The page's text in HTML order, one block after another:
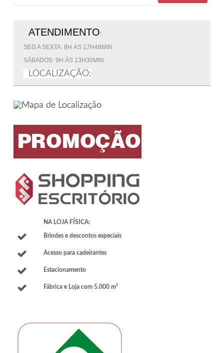
ATENDIMENTO:
SEG A SEXTA: 8H ÀS 17H48MIN
SÁBADOS: 9H ÀS 13H30MIN
LOCALIZAÇÃO:
NA LOJA FÍSICA:
Brindes e descontos especiais
Acesso para cadeirantes
Estacionamento
Fábrica e Loja com 5.000 m²